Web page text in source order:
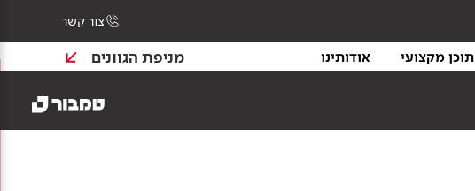
צור קשר
תוכן מקצועי אודותינו מניפת הגוונים